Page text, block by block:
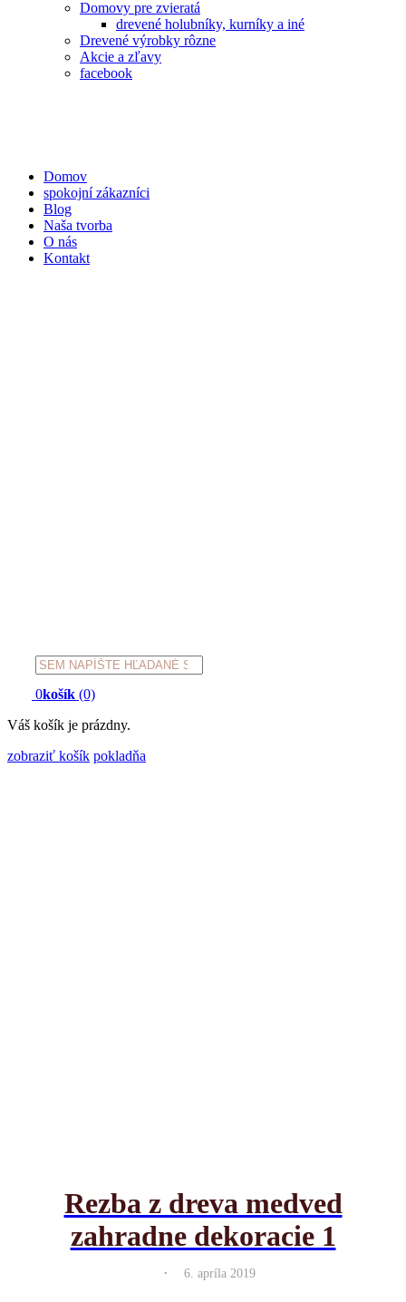
Domovy pre zvieratá
drevené holubníky, kurníky a iné
Drevené výrobky rôzne
Akcie a zľavy
facebook
Domov
spokojní zákazníci
Blog
Naša tvorba
O nás
Kontakt
Products
search
0košík (0)
Váš košík je prázdny.
zobraziť košík pokladňa
Rezba z dreva medved
zahradne dekoracie 1
. 6. apríla 2019